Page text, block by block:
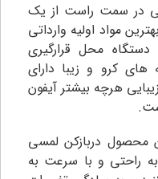
در سمت راست از یک
مواد اولیه وارداتی
محل قرارگیری
های کرو و زیبا دارای
هرچه بیشتر آیفون
محصول دربازکن لمسی
راحتی و با سرعت به